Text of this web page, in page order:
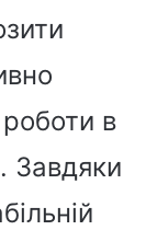
роботи в
Завдяки